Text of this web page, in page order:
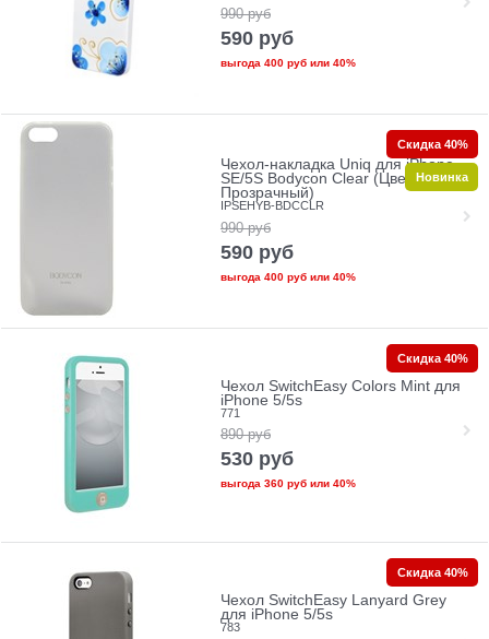
990 руб
590 руб
выгода 400 рубили 40%
Чехол-накладка Uniq для iPhone
SE/5S Bodycon Clear (Цвет:
Прозрачный)
IPSEHYB-BDCCLR
990 руб
590 руб
выгода 400 рубили 40%
Скидка 40%
Новинка
Чехол SwitchEasy Colors Mint для
iPhone 5/5s
771
890 руб
530 руб
выгода 360 рубили 40%
Скидка 40%
Чехол SwitchEasy Lanyard Grey
для iPhone 5/5s
783
Скидка 40%